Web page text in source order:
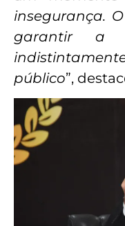
insegurança.
garantir a
público”,